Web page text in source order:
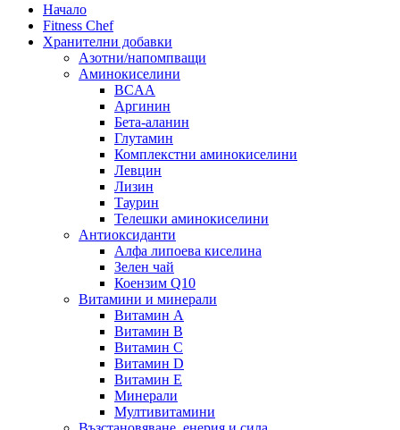
Начало
Fitness Chef
Хранителни добавки
Азотни/напомпващи
Аминокиселини
BCAA
Аргинин
Бета-аланин
Глутамин
Комплекстни аминокиселини
Левцин
Лизин
Таурин
Телешки аминокиселини
Антиоксиданти
Алфа липоева киселина
Зелен чай
Коензим Q10
Витамини и минерали
Витамин А
Витамин B
Витамин C
Витамин D
Витамин E
Минерали
Мултивитамини